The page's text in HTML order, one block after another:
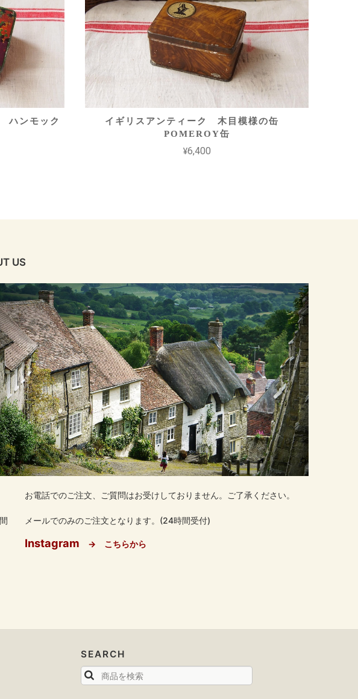
ハンモック
イギリスアンティーク 木目模様の缶
POMEROY缶
¥6,400
US
お電話でのご注文、ご質問はお受けしておりません。ご了承ください。
メールでのみのご注文となります。(24時間受付)
Instagram → こちらから
SEARCH